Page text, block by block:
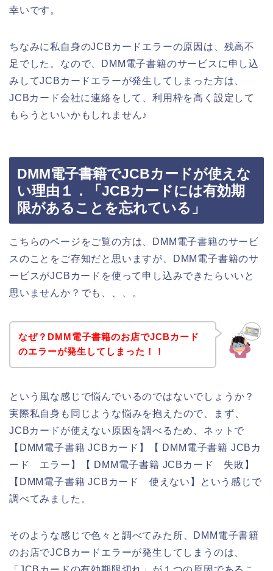
幸いです。
ちなみに私自身のJCBカードエラーの原因は、残高不
足でした。なので、DMM電子書籍のサービスに申し込
みしてJCBカードエラーが発生してしまった方は、
JCBカード会社に連絡をして、利用枠を高く設定して
もらうといいかもしれません♪
DMM電子書籍でJCBカードが使えな
い理由１．「JCBカードには有効期
限があることを忘れている」
こちらのページをご覧の方は、DMM電子書籍のサービ
スのことをご存知だと思いますが、DMM電子書籍のサ
ービスがJCBカードを使って申し込みできたらいいと
思いませんか？でも、、、。
なぜ？DMM電子書籍のお店でJCBカード
のエラーが発生してしまった！！
という風な感じで悩んでいるのではないでしょうか？
実際私自身も同じような悩みを抱えたので、まず、
JCBカードが使えない原因を調べるため、ネットで
【DMM電子書籍 JCBカード】【 DMM電子書籍 JCBカ
ード エラー】【 DMM電子書籍 JCBカード 失敗】
【DMM電子書籍 JCBカード 使えない】という感じで
調べてみました。
そのような感じで色々と調べてみた所、DMM電子書籍
のお店でJCBカードエラーが発生してしまうのは、